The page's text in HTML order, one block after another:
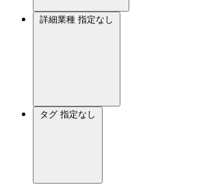
詳細業種 指定なし
タグ 指定なし